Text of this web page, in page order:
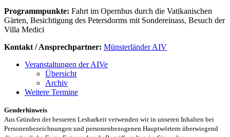
Programmpunkte: Fahrt im Opernbus durch die Vatikanischen
Gärten, Besichtigung des Petersdorms mit Sondereinass, Besuch der
Villa Medici
Kontakt / Ansprechpartner: Münsterländer AIV
Veranstaltungen der AIVe
Übersicht
Archiv
Weitere Termine
Genderhinweis
Aus Gründen der besseren Lesbarkeit verwenden wir in unseren Inhalten bei
Personenbezeichnungen und personenbezogenen Hauptwörtern überwiegend